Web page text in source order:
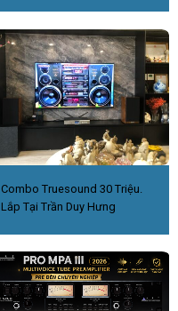
Combo Truesound 30 Triệu.
Lắp Tại Trần Duy Hưng